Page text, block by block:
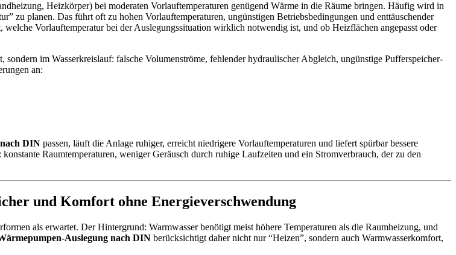
Heizkörper) bei moderaten Vorlauftemperaturen genügend Wärme in die Räume bringen. Häufig wird in
zu planen. Das führt oft zu hohen Vorlauftemperaturen, ungünstigen Betriebsbedingungen und enttäuschender
welche Vorlauftemperatur bei der Auslegungssituation wirklich notwendig ist, und ob Heizflächen angepasst oder
im Wasserkreislauf: falsche Volumenströme, fehlender hydraulischer Abgleich, ungünstige Pufferspeicher-
an:
DIN passen, läuft die Anlage ruhiger, erreicht niedrigere Vorlauftemperaturen und liefert spürbar bessere
Raumtemperaturen, weniger Geräusch durch ruhige Laufzeiten und ein Stromverbrauch, der zu den
und Komfort ohne Energieverschwendung
als erwartet. Der Hintergrund: Warmwasser benötigt meist höhere Temperaturen als die Raumheizung, und
Auslegung nach DIN berücksichtigt daher nicht nur “Heizen”, sondern auch Warmwasserkomfort,